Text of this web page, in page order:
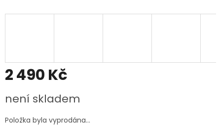
2 490 Kč
cena:
není skladem
Položka byla vyprodána…